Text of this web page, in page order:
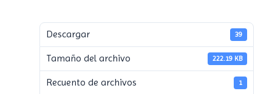
Descargar 39
Tamaño del archivo 222.19 KB
Recuento de archivos 1